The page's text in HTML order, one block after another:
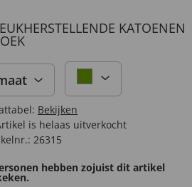
KATOENEN
Bekijken
is helaas uitverkocht
26315
hebben zojuist dit artikel